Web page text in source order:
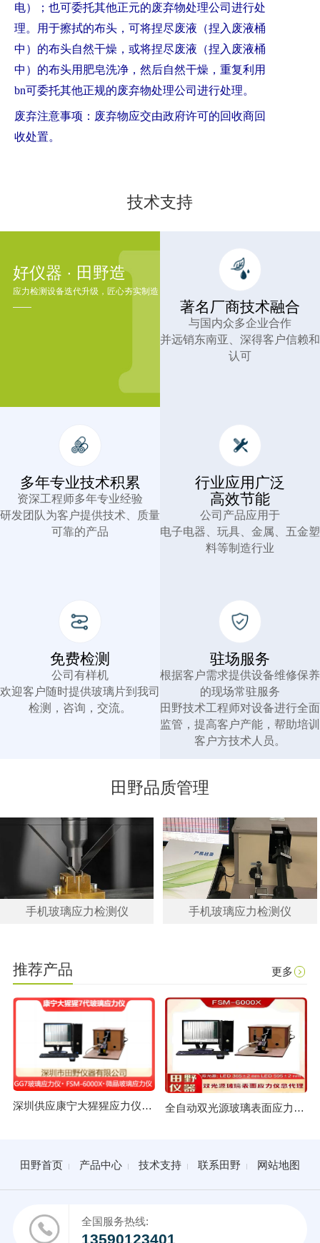
电）；也可委托其他正元的废弃物处理公司进行处
理。用于擦拭的布头，可将捏尽废液（捏入废液桶
中）的布头自然干燥，或将捏尽废液（捏入废液桶
中）的布头用肥皂洗净，然后自然干燥，重复利用
bn可委托其他正规的废弃物处理公司进行处理。
废弃注意事项：废弃物应交由政府许可的回收商回
收处置。
技术支持
好仪器 · 田野造
应力检测设备迭代升级，匠心夯实制造
著名厂商技术融合
与国内众多企业合作
并远销东南亚、深得客户信赖和
认可
多年专业技术积累
资深工程师多年专业经验
研发团队为客户提供技术、质量
可靠的产品
行业应用广泛
高效节能
公司产品应用于
电子电器、玩具、金属、五金塑
料等制造行业
免费检测
公司有样机
欢迎客户随时提供玻璃片到我司
检测，咨询，交流。
驻场服务
根据客户需求提供设备维修保养
的现场常驻服务
田野技术工程师对设备进行全面
监管，提高客户产能，帮助培训
客户方技术人员。
田野品质管理
手机玻璃应力检测仪 手机玻璃应力检测仪
推荐产品 更多
深圳供应康宁大猩猩应力仪 GG7玻璃应力仪总代理 全自动双光源玻璃表面应力仪FSM-6000X授权合作供应商
田野首页 产品中心 技术支持 联系田野 网站地图
全国服务热线:
13590123401